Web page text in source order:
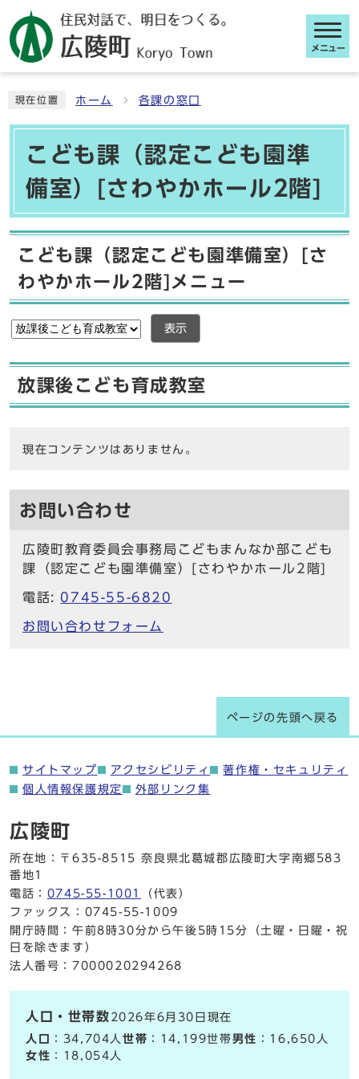
メニュー
現在位置 ホーム 各課の窓口
こども課（認定こども園準
備室）[さわやかホール2階]
こども課（認定こども園準備室）[さ
わやかホール2階]メニュー
表示
放課後こども育成教室
現在コンテンツはありません。
お問い合わせ
広陵町教育委員会事務局こどもまんなか部こども
課（認定こども園準備室）[さわやかホール2階]
電話: 0745-55-6820
お問い合わせフォーム
ページの先頭へ戻る
サイトマップ アクセシビリティ
著作権・セキュリティ
個人情報保護規定
外部リンク集
広陵町
所在地：〒635-8515 奈良県北葛城郡広陵町大字南郷583
番地1
電話： 0745-55-1001
（代表）
ファックス：0745-55-1009
開庁時間：午前8時30分から午後5時15分（土曜・日曜・祝
日を除きます）
法人番号：7000020294268
人口・世帯数 2026年6月30日現在
人口
：34,704人世帯 ：14,199世帯男性 ：16,650人
女性 ：18,054人